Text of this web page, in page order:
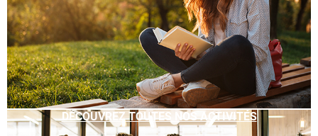
DÉCOUVREZ TOUTES NOS ACTIVITÉS